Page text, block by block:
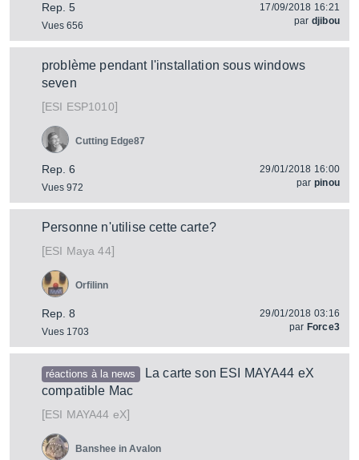
Rep. 5
Vues 656
17/09/2018 16:21
par djibou
problème pendant l'installation sous windows
seven
[ESI ESP1010]
Rep. 6
Vues 972
Cutting Edge87
29/01/2018 16:00
par pinou
Personne n'utilise cette carte?
[ESI Maya 44]
Rep. 8
Vues 1703
Orfilinn
29/01/2018 03:16
par Force3
réactions à la news
La carte son ESI MAYA44 eX
compatible Mac
[ESI MAYA44 eX]
Banshee in Avalon